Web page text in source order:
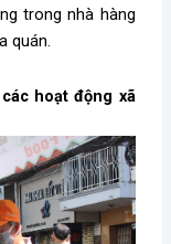
trong nhà hàng
quán.
hoạt động xã